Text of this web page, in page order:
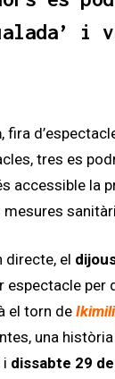
i
, fira
tres es
accessible la
directe, el
per
el torn de
una
i dissabte 29